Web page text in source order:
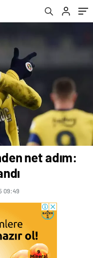
net adım:
09:49